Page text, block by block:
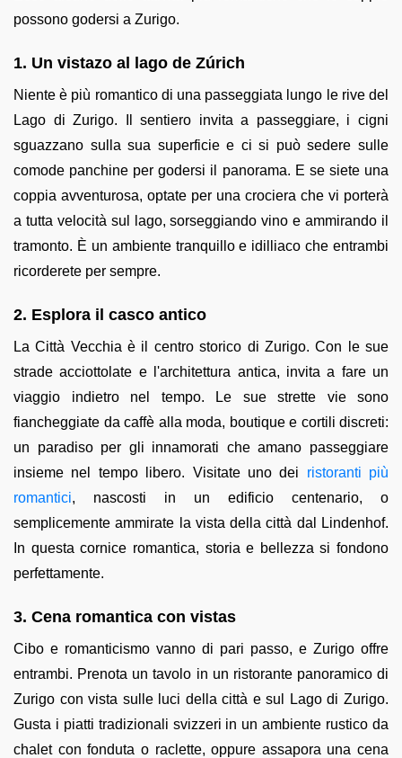
possono godersi a Zurigo.
1. Un vistazo al lago de Zúrich
Niente è più romantico di una passeggiata lungo le rive del
Lago di Zurigo. Il sentiero invita a passeggiare, i cigni
sguazzano sulla sua superficie e ci si può sedere sulle
comode panchine per godersi il panorama. E se siete una
coppia avventurosa, optate per una crociera che vi porterà
a tutta velocità sul lago, sorseggiando vino e ammirando il
tramonto. È un ambiente tranquillo e idilliaco che entrambi
ricorderete per sempre.
2. Esplora il casco antico
La Città Vecchia è il centro storico di Zurigo. Con le sue
strade acciottolate e l'architettura antica, invita a fare un
viaggio indietro nel tempo. Le sue strette vie sono
fiancheggiate da caffè alla moda, boutique e cortili discreti:
un paradiso per gli innamorati che amano passeggiare
insieme nel tempo libero. Visitate uno dei ristoranti più
romantici, nascosti in un edificio centenario, o
semplicemente ammirate la vista della città dal Lindenhof.
In questa cornice romantica, storia e bellezza si fondono
perfettamente.
3. Cena romantica con vistas
Cibo e romanticismo vanno di pari passo, e Zurigo offre
entrambi. Prenota un tavolo in un ristorante panoramico di
Zurigo con vista sulle luci della città e sul Lago di Zurigo.
Gusta i piatti tradizionali svizzeri in un ambiente rustico da
chalet con fonduta o raclette, oppure assapora una cena